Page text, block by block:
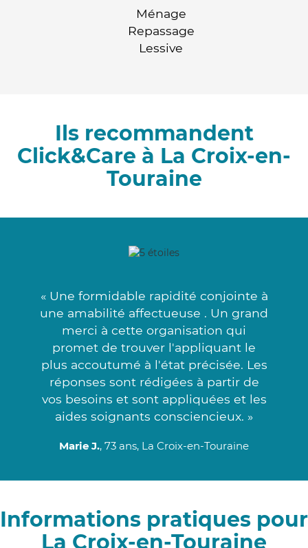
Ménage
Repassage
Lessive
Ils recommandent
Click&Care à La Croix-en-
Touraine
« Une formidable rapidité conjointe à
une amabilité affectueuse . Un grand
merci à cette organisation qui
promet de trouver l'appliquant le
plus accoutumé à l'état précisée. Les
réponses sont rédigées à partir de
vos besoins et sont appliquées et les
aides soignants consciencieux. »
Marie J., 73 ans, La Croix-en-Touraine
Informations pratiques pour
La Croix-en-Touraine